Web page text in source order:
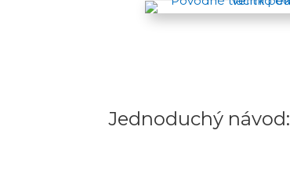
Jednoduchý návod: